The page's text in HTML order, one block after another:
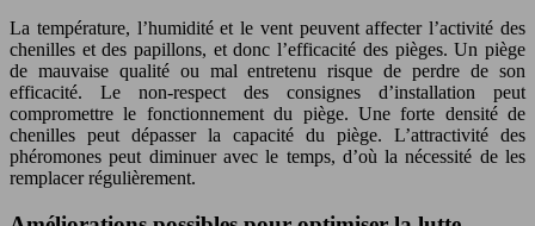
La température, l’humidité et le vent peuvent affecter l’activité des
chenilles et des papillons, et donc l’efficacité des pièges. Un piège
de mauvaise qualité ou mal entretenu risque de perdre de son
efficacité. Le non-respect des consignes d’installation peut
compromettre le fonctionnement du piège. Une forte densité de
chenilles peut dépasser la capacité du piège. L’attractivité des
phéromones peut diminuer avec le temps, d’où la nécessité de les
remplacer régulièrement.